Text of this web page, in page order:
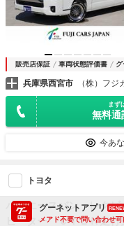
販売店保証 車両状態評価書
兵庫県西宮市 （株）フ
まず
無料通
今あ
トヨタ
ハイエースバン レク
ヒーター ＣＴＥＫ走
グーネットアプリ
メアド不要で問い合わせ可